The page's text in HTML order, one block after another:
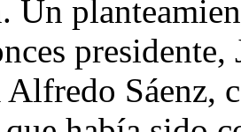
Un
Alfredo Sáenz,